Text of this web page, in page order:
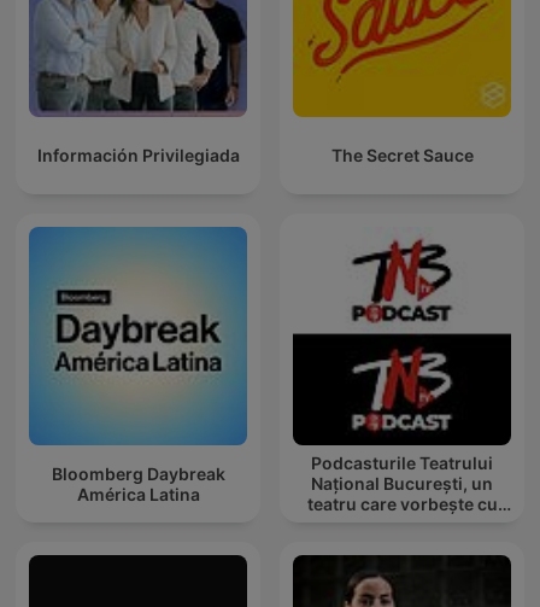
Información Privilegiada The Secret Sauce
Bloomberg Daybreak
América Latina
Podcasturile Teatrului
Național București, un
teatru care vorbește cu